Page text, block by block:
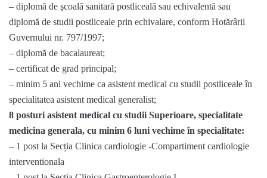
– diplomă de şcoală sanitară postliceală sau echivalentă sau
diplomă de studii postliceale prin echivalare, conform Hotărârii
Guvernului nr. 797/1997;
– diplomă de bacalaureat;
– certificat de grad principal;
– minim 5 ani vechime ca asistent medical cu studii postliceale în
specialitatea asistent medical generalist;
8 posturi asistent medical cu studii Superioare, specialitate
medicina generala, cu minim 6 luni vechime în specialitate:
– 1 post la Secția Clinica cardiologie -Compartiment cardiologie
interventionala